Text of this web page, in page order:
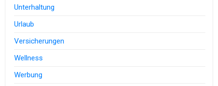
Unterhaltung
Urlaub
Versicherungen
Wellness
Werbung